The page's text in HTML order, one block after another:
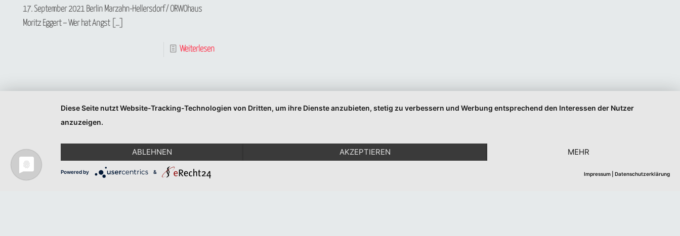
17. September 2021 Berlin Marzahn-Hellersdorf / ORWOhaus
Moritz Eggert – Wer hat Angst[…]
Weiterlesen
Diese Seite nutzt Website-Tracking-Technologien von Dritten, um ihre Dienste anzubieten, stetig zu verbessern und Werbung entsprechend den Interessen der Nutzer
anzuzeigen.
ABLEHNEN AKZEPTIEREN MEHR
Powered by & Impressum Datenschutzerklärung